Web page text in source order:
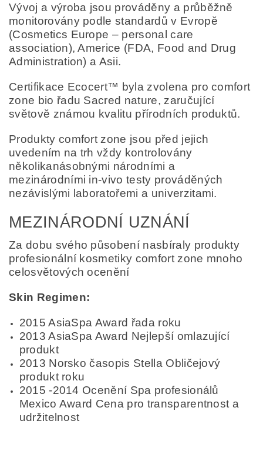
Vývoj a výroba jsou prováděny a průběžně
monitorovány podle standardů v Evropě
(Cosmetics Europe – personal care
association), Americe (FDA, Food and Drug
Administration) a Asii.
Certifikace Ecocert™ byla zvolena pro comfort
zone bio řadu Sacred nature, zaručující
světově známou kvalitu přírodních produktů.
Produkty comfort zone jsou před jejich
uvedením na trh vždy kontrolovány
několikanásobnými národními a
mezinárodními in-vivo testy prováděných
nezávislými laboratořemi a univerzitami.
MEZINÁRODNÍ UZNÁNÍ
Za dobu svého působení nasbíraly produkty
profesionální kosmetiky comfort zone mnoho
celosvětových ocenění
Skin Regimen:
2015 AsiaSpa Award řada roku
2013 AsiaSpa Award Nejlepší omlazující
produkt
2013 Norsko časopis Stella Obličejový
produkt roku
2015 -2014 Ocenění Spa profesionálů
Mexico Award Cena pro transparentnost a
udržitelnost